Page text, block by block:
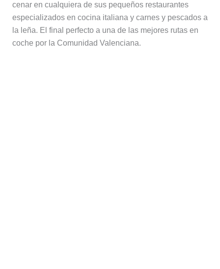
cenar en cualquiera de sus pequeños restaurantes
especializados en cocina italiana y carnes y pescados a
la leña. El final perfecto a una de las mejores rutas en
coche por la Comunidad Valenciana.